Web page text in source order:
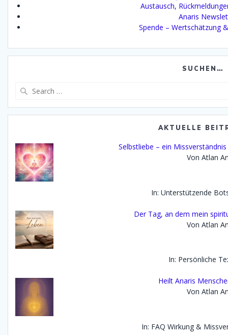
Austausch,
Anaris
Spende – Wertschätzung
SUCHEN…
AKTUELLE
Selbstliebe – ein
Von Atlan
In: Unterstützende
Der Tag, an dem mein
Von Atlan
In: Persönliche
Heilt Anaris
Von Atlan
In: FAQ Wirkung &